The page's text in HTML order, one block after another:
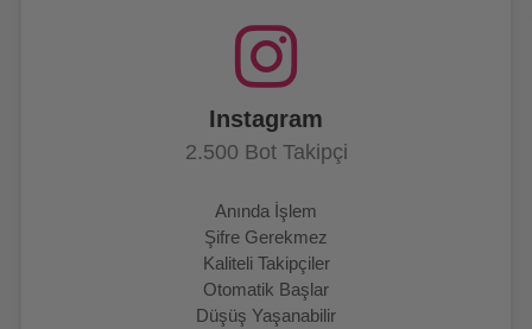
Instagram
2.500 Bot Takipçi
Anında İşlem
Şifre Gerekmez
Kaliteli Takipçiler
Otomatik Başlar
Düşüş Yaşanabilir